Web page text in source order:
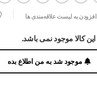
افزودن به لیست علاقه‌مندی ها
این کالا موجود نمی باشد.
موجود شد به من اطلاع بده